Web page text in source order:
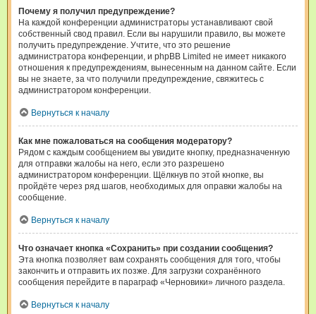
Почему я получил предупреждение?
На каждой конференции администраторы устанавливают свой
собственный свод правил. Если вы нарушили правило, вы можете
получить предупреждение. Учтите, что это решение
администратора конференции, и phpBB Limited не имеет никакого
отношения к предупреждениям, вынесенным на данном сайте. Если
вы не знаете, за что получили предупреждение, свяжитесь с
администратором конференции.
Вернуться к началу
Как мне пожаловаться на сообщения модератору?
Рядом с каждым сообщением вы увидите кнопку, предназначенную
для отправки жалобы на него, если это разрешено
администратором конференции. Щёлкнув по этой кнопке, вы
пройдёте через ряд шагов, необходимых для оправки жалобы на
сообщение.
Вернуться к началу
Что означает кнопка «Сохранить» при создании сообщения?
Эта кнопка позволяет вам сохранять сообщения для того, чтобы
закончить и отправить их позже. Для загрузки сохранённого
сообщения перейдите в параграф «Черновики» личного раздела.
Вернуться к началу